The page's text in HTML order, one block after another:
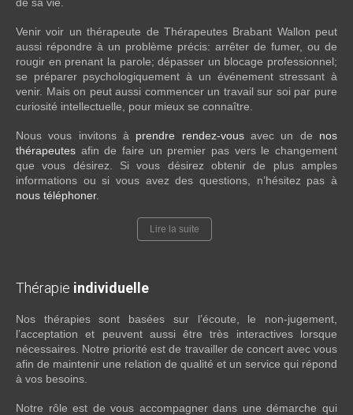
Venir voir un thérapeute de Thérapeutes Brabant Wallon peut
aussi répondre à un problème précis: arrêter de fumer, ou de
rougir en prenant la parole; dépasser un blocage professionnel;
se préparer psychologiquement à un événement stressant à
venir. Mais on peut aussi commencer un travail sur soi par pure
curiosité intellectuelle, pour mieux se connaître.
Nous vous invitons à prendre rendez-vousavec un de nos
thérapeutes afin de faire un premier pas vers le changement
que vous désirez. Si vous désirez obtenir de plus amples
informations ou si vous avez des questions, n’hésitez pas à
nous téléphoner.
Lire la suite
Thérapie individuelle
Nos thérapies sont basées sur l’écoute, le non-jugement,
l’acceptation et peuvent aussi être très interactives lorsque
nécessaires. Notre priorité est de travailler de concert avec vous
afin de maintenir une relation de qualité et un service qui répond
à vos besoins.
Notre rôle est de vous accompagner dans une démarche qui